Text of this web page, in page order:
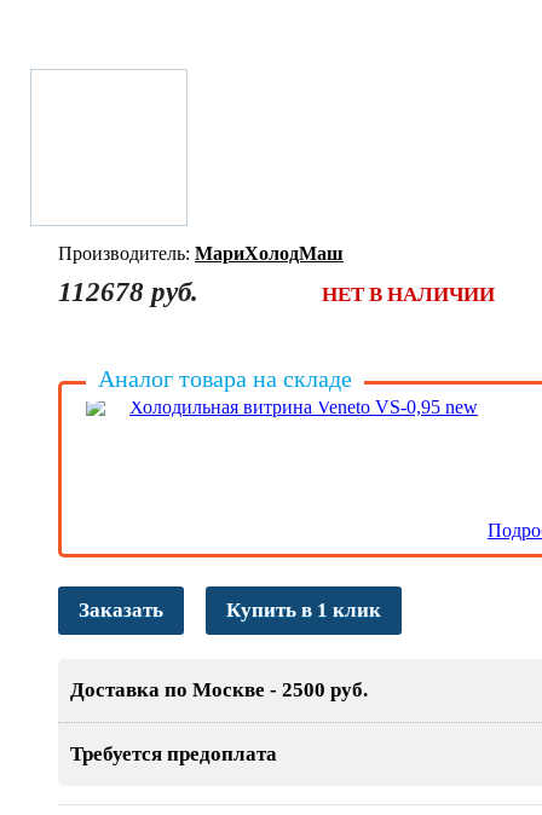
Производитель: МариХолодМаш
112678 руб. НЕТ В НАЛИЧИИ
Аналог товара на складе
Холодильная витрина Veneto VS-0,95 new
Заказать Купить в 1 клик
Доставка по Москве - 2500 руб.
Требуется предоплата